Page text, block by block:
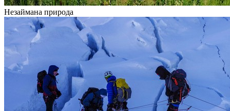
Незаймана природа